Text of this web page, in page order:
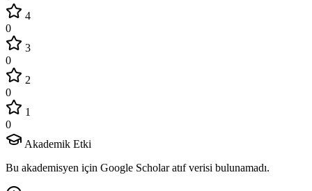
4
0
3
0
2
0
1
0
Akademik Etki
Bu akademisyen için Google Scholar atıf verisi bulunamadı.